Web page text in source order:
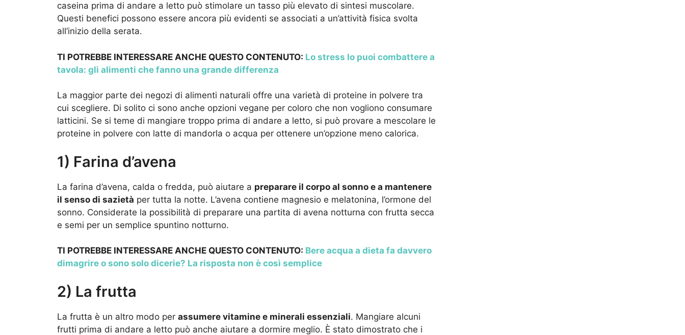
caseina prima di andare a letto può stimolare un tasso più elevato di sintesi muscolare.
Questi benefici possono essere ancora più evidenti se associati a un’attività fisica svolta
all’inizio della serata.
TI POTREBBE INTERESSARE ANCHE QUESTO CONTENUTO: Lo stress lo puoi combattere a
tavola: gli alimenti che fanno una grande differenza
La maggior parte dei negozi di alimenti naturali offre una varietà di proteine in polvere tra
cui scegliere. Di solito ci sono anche opzioni vegane per coloro che non vogliono consumare
latticini. Se si teme di mangiare troppo prima di andare a letto, si può provare a mescolare le
proteine in polvere con latte di mandorla o acqua per ottenere un’opzione meno calorica.
1) Farina d’avena
La farina d’avena, calda o fredda, può aiutare a preparare il corpo al sonno e a mantenere
il senso di sazietà per tutta la notte. L’avena contiene magnesio e melatonina, l’ormone del
sonno. Considerate la possibilità di preparare una partita di avena notturna con frutta secca
e semi per un semplice spuntino notturno.
TI POTREBBE INTERESSARE ANCHE QUESTO CONTENUTO: Bere acqua a dieta fa davvero
dimagrire o sono solo dicerie? La risposta non è così semplice
2) La frutta
La frutta è un altro modo per assumere vitamine e minerali essenziali. Mangiare alcuni
frutti prima di andare a letto può anche aiutare a dormire meglio. È stato dimostrato che i